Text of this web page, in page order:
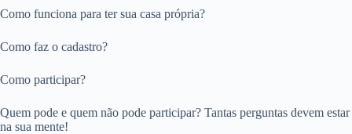
Como funciona para ter sua casa própria?
Como faz o cadastro?
Como participar?
Quem pode e quem não pode participar? Tantas perguntas devem estar
na sua mente!